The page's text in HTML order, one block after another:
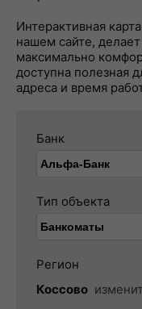
Интерактивная
нашем сайте,
максимально
доступна полезная
адреса и время
Банк
Тип объекта
Регион
Коссово